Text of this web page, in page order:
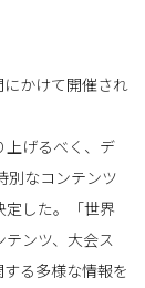
にかけて開催され
上げるべく、デ
別なコンテンツ
した。「世界
ンツ、大会ス
る多様な情報を